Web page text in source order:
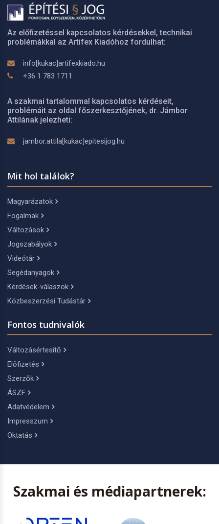
Az előfizetéssel kapcsolatos kérdésekkel, technikai
problémákkal az Artifex Kiadóhoz fordulhat:
info[kukac]artifexkiado.hu
+36 1 783 1711
A szakmai tartalommal kapcsolatos kérdéseit,
problémáit az oldal főszerkesztőjének, dr. Jámbor
Attilának jelezheti:
jambor.attila[kukac]epitesijog.hu
Mit hol találok?
Magyarázatok
Fogalmak
Változások
Jogszabályok
Videótár
Segédanyagok
Kérdések-válaszok
Közbeszerzési Tudástár
Fontos tudnivalók
Változásértesítő
Előfizetés
Szerzők
ÁSZF
Adatvédelem
Impresszum
Oktatás
Szakmai és médiapartnerek: